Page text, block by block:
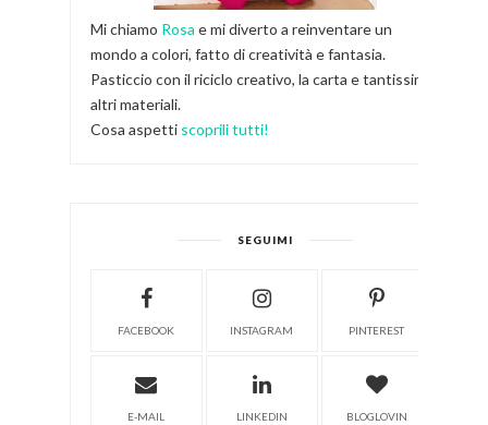
Mi chiamo Rosa e mi diverto a reinventare un
mondo a colori, fatto di creatività e fantasia.
Pasticcio con il riciclo creativo, la carta e tantissimi
altri materiali.
Cosa aspetti scoprili tutti!
SEGUIMI
FACEBOOK INSTAGRAM PINTEREST
E-MAIL LINKEDIN BLOGLOVIN